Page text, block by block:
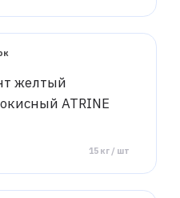
желтый
ATRINE
15 кг / шт